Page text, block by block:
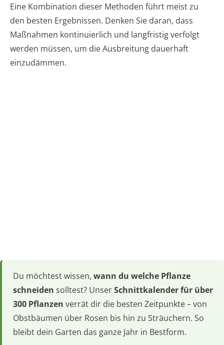
Eine Kombination dieser Methoden führt meist zu
den besten Ergebnissen. Denken Sie daran, dass
Maßnahmen kontinuierlich und langfristig verfolgt
werden müssen, um die Ausbreitung dauerhaft
einzudämmen.
Du möchtest wissen, wann du welche Pflanze
schneiden solltest? UnserSchnittkalender für über
300 Pflanzen verrät dir die besten Zeitpunkte – von
Obstbäumen über Rosen bis hin zu Sträuchern. So
bleibt dein Garten das ganze Jahr in Bestform.